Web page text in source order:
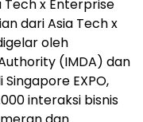
x Enterprise
dari Asia Tech x
oleh
(IMDA) dan
EXPO,
interaksi bisnis